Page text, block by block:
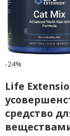
-24%
Life
средство